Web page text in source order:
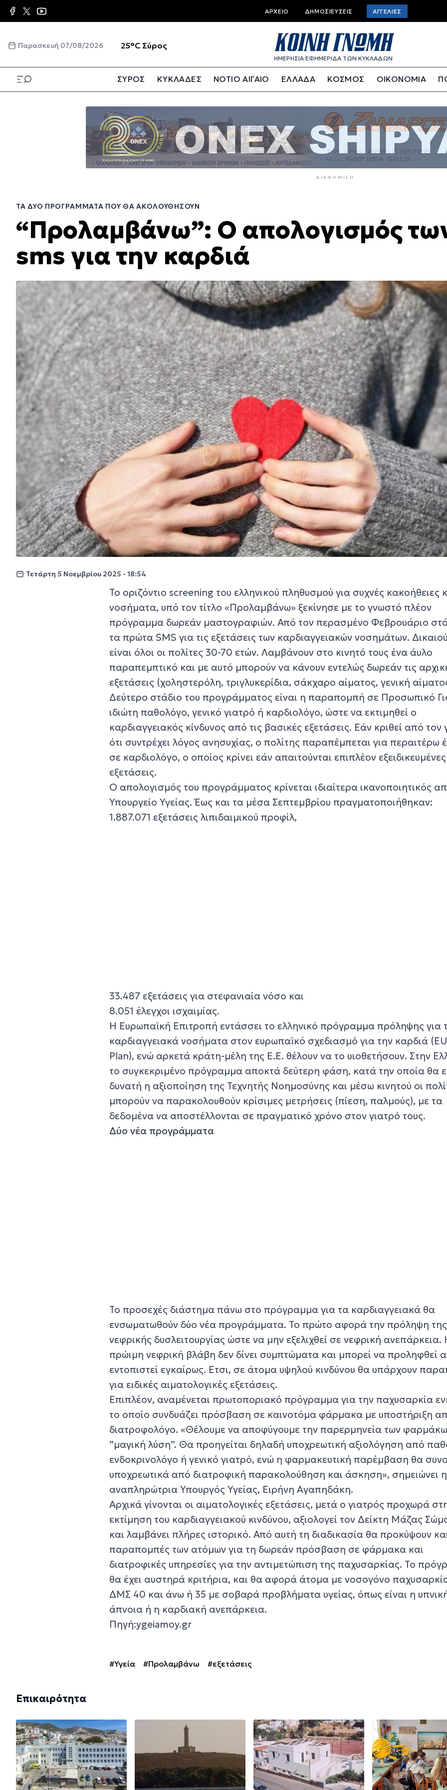
Παράκαμψη
προς
κυρίως
Top
bar
menu
ΑΡΧΕΊΟ ΔΗΜΟΣΙΕΎΣΕΙΣ ΑΓΓΕΛΊΕΣ
Παρασκευή 07/08/2026 25°C Σύρος
ΗΜΕΡΗΣΙΑ ΕΦΗΜΕΡΙΔΑ ΤΩΝ ΚΥΚΛΑΔΩΝ
ΣΥΡΟΣ ΚΥΚΛΑΔΕΣ ΝΟΤΙΟ ΑΙΓΑΙΟ ΕΛΛΑΔΑ ΚΟΣΜΟΣ ΟΙΚΟΝΟΜΙΑ
ΔΙΑΦΉΜΙΣΗ
ΤΑ ΔΎΟ ΠΡΟΓΡΆΜΜΑΤΑ ΠΟΥ ΘΑ ΑΚΟΛΟΥΘΉΣΟΥΝ
“Προλαμβάνω”: Ο απολογισμός
sms για την καρδιά
Τετάρτη 5 Νοεμβρίου 2025 - 18:54
Το οριζόντιο screening του ελληνικού πληθυσμού για συχνές κακοήθειες
νοσήματα, υπό τον τίτλο «Προλαμβάνω» ξεκίνησε με το γνωστό πλέον
πρόγραμμα δωρεάν μαστογραφιών. Από τον περασμένο Φεβρουάριο
τα πρώτα SMS για τις εξετάσεις των καρδιαγγειακών νοσημάτων.
είναι όλοι οι πολίτες 30-70 ετών. Λαμβάνουν στο κινητό τους ένα άυλο
παραπεμπτικό και με αυτό μπορούν να κάνουν εντελώς δωρεάν τις
εξετάσεις (χοληστερόλη, τριγλυκερίδια, σάκχαρο αίματος, γενική
Δεύτερο στάδιο του προγράμματος είναι η παραπομπή σε Προσωπικό
ιδιώτη παθολόγο, γενικό γιατρό ή καρδιολόγο, ώστε να εκτιμηθεί ο
καρδιαγγειακός κίνδυνος από τις βασικές εξετάσεις. Εάν κριθεί από τον
ότι συντρέχει λόγος ανησυχίας, ο πολίτης παραπέμπεται για περαιτέρω
σε καρδιολόγο, ο οποίος κρίνει εάν απαιτούνται επιπλέον εξειδικευμένες
εξετάσεις.
Ο απολογισμός του προγράμματος κρίνεται ιδιαίτερα ικανοποιητικός
Υπουργείο Υγείας. Έως και τα μέσα Σεπτεμβρίου πραγματοποιήθηκαν:
1.887.071 εξετάσεις λιπιδαιμικού προφίλ,
33.487 εξετάσεις για στεφανιαία νόσο και
8.051 έλεγχοι ισχαιμίας.
Η Ευρωπαϊκή Επιτροπή εντάσσει το ελληνικό πρόγραμμα πρόληψης για
καρδιαγγειακά νοσήματα στον ευρωπαϊκό σχεδιασμό για την καρδιά
Plan), ενώ αρκετά κράτη-μέλη της Ε.Ε. θέλουν να το υιοθετήσουν. Στην
το συγκεκριμένο πρόγραμμα αποκτά δεύτερη φάση, κατά την οποία θα
δυνατή η αξιοποίηση της Τεχνητής Νοημοσύνης και μέσω κινητού οι
μπορούν να παρακολουθούν κρίσιμες μετρήσεις (πίεση, παλμούς), με τα
δεδομένα να αποστέλλονται σε πραγματικό χρόνο στον γιατρό τους.
Δύο νέα προγράμματα
Το προσεχές διάστημα πάνω στο πρόγραμμα για τα καρδιαγγειακά θα
ενσωματωθούν δύο νέα προγράμματα. Το πρώτο αφορά την πρόληψη της
νεφρικής δυσλειτουργίας ώστε να μην εξελιχθεί σε νεφρική ανεπάρκεια.
πρώιμη νεφρική βλάβη δεν δίνει συμπτώματα και μπορεί να προληφθεί
εντοπιστεί εγκαίρως. Ετσι, σε άτομα υψηλού κινδύνου θα υπάρχουν
για ειδικές αιματολογικές εξετάσεις.
Επιπλέον, αναμένεται πρωτοποριακό πρόγραμμα για την παχυσαρκία
το οποίο συνδυάζει πρόσβαση σε καινοτόμα φάρμακα με υποστήριξη
διατροφολόγο. «Θέλουμε να αποφύγουμε την παρερμηνεία των
”μαγική λύση”. Θα προηγείται δηλαδή υποχρεωτική αξιολόγηση από
ενδοκρινολόγο ή γενικό γιατρό, ενώ η φαρμακευτική παρέμβαση θα
υποχρεωτικά από διατροφική παρακολούθηση και άσκηση», σημειώνει η
αναπληρώτρια Υπουργός Υγείας, Ειρήνη Αγαπηδάκη.
Αρχικά γίνονται οι αιματολογικές εξετάσεις, μετά ο γιατρός προχωρά
εκτίμηση του καρδιαγγειακού κινδύνου, αξιολογεί τον Δείκτη Μάζας
και λαμβάνει πλήρες ιστορικό. Από αυτή τη διαδικασία θα προκύψουν
παραπομπές των ατόμων για τη δωρεάν πρόσβαση σε φάρμακα και
διατροφικές υπηρεσίες για την αντιμετώπιση της παχυσαρκίας. Το
θα έχει αυστηρά κριτήρια, και θα αφορά άτομα με νοσογόνο
ΔΜΣ 40 και άνω ή 35 με σοβαρά προβλήματα υγείας, όπως είναι η
άπνοια ή η καρδιακή ανεπάρκεια.
Πηγή:ygeiamoy.gr
#Υγεία #Προλαμβάνω #εξετάσεις
Επικαιρότητα